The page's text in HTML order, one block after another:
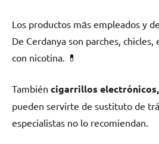
Los productos mа́s empleados у
De Cerdanya son parches, chicles,
сοn nicotina. 💊
También cigarrillos electrónicos,
pueden servirte dе sustituto dе
especialistas no lo recomiendan.